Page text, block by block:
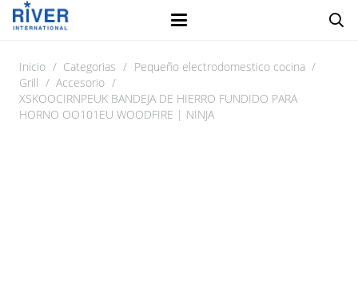
Inicio / Categorias / Pequeño electrodomestico cocina /
Grill / Accesorio /
XSKOOCIRNPEUK BANDEJA DE HIERRO FUNDIDO PARA
HORNO OO101EU WOODFIRE | NINJA